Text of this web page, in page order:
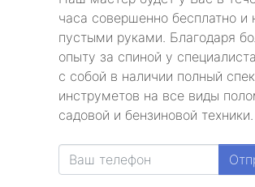
часа совершенно бесплатно и
пустыми руками. Благодаря
опыту за спиной у
с собой в наличии полный
инструметов на все виды
садовой и бензиновой техники.